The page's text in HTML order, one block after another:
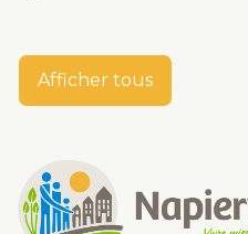
Afficher tous